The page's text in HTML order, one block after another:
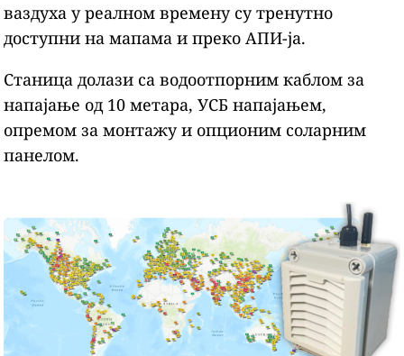
ваздуха у реалном времену су тренутно
доступни на мапама и преко АПИ-ја.
Станица долази са водоотпорним каблом за
напајање од 10 метара, УСБ напајањем,
опремом за монтажу и опционим соларним
панелом.